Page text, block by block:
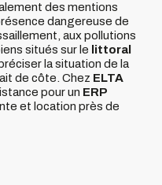
des mentions
dangereuse de
aux pollutions
situés sur le littoral
la situation de la
de côte. Chez ELTA
pour un ERP
et location près de